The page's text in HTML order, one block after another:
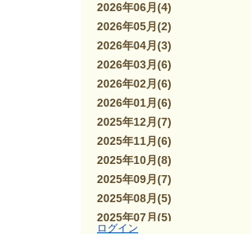
2026年06月 (4)
2026年05月 (2)
2026年04月 (3)
2026年03月 (6)
2026年02月 (6)
2026年01月 (6)
2025年12月 (7)
2025年11月 (6)
2025年10月 (8)
2025年09月 (7)
2025年08月 (5)
2025年07月 (5)
ログイン